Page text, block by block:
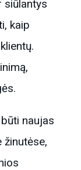
siūlantys
kaip
naujas
žinutėse,